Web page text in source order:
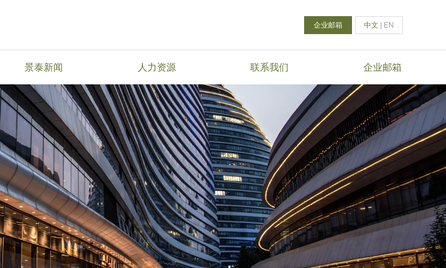
企业邮箱 中文 | EN
景泰新闻 人力资源 联系我们 企业邮箱